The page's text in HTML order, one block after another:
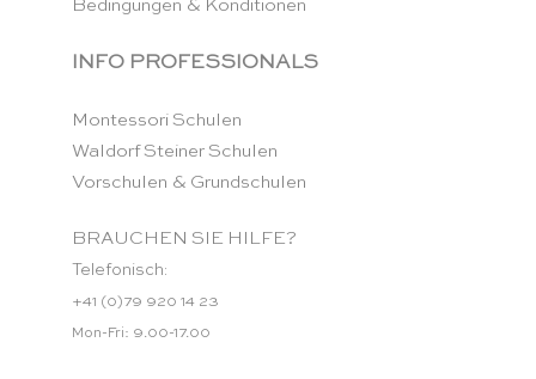
Bedingungen & Konditionen
INFO PROFESSIONALS
Montessori Schulen
Waldorf Steiner Schulen
Vorschulen & Grundschulen
BRAUCHEN SIE HILFE?
Telefonisch:
+41 (0)79 920 14 23
Mon-Fri: 9.00-17.00